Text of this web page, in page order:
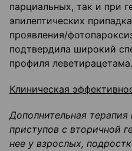
парциальных, так и при
эпилептических
проявления/
подтвердила широкий
профиля леветирацетама.
Клиническая
Дополнительная
приступов с вторичной
нее у взрослых,